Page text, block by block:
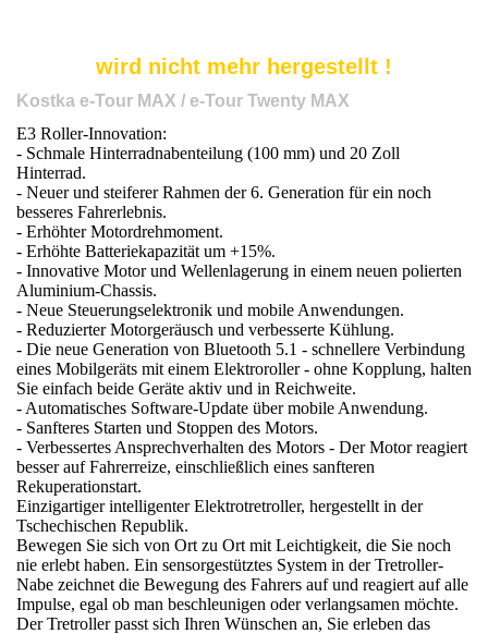
wird nicht mehr hergestellt !
Kostka e-Tour MAX / e-Tour Twenty MAX
E3 Roller-Innovation:
- Schmale Hinterradnabenteilung (100 mm) und 20 Zoll
Hinterrad.
- Neuer und steiferer Rahmen der 6. Generation für ein noch
besseres Fahrerlebnis.
- Erhöhter Motordrehmoment.
- Erhöhte Batteriekapazität um +15%.
- Innovative Motor und Wellenlagerung in einem neuen polierten
Aluminium-Chassis.
- Neue Steuerungselektronik und mobile Anwendungen.
- Reduzierter Motorgeräusch und verbesserte Kühlung.
- Die neue Generation von Bluetooth 5.1 - schnellere Verbindung
eines Mobilgeräts mit einem Elektroroller - ohne Kopplung, halten
Sie einfach beide Geräte aktiv und in Reichweite.
- Automatisches Software-Update über mobile Anwendung.
- Sanfteres Starten und Stoppen des Motors.
- Verbessertes Ansprechverhalten des Motors - Der Motor reagiert
besser auf Fahrerreize, einschließlich eines sanfteren
Rekuperationstart.
Einzigartiger intelligenter Elektrotretroller, hergestellt in der
Tschechischen Republik.
Bewegen Sie sich von Ort zu Ort mit Leichtigkeit, die Sie noch
nie erlebt haben. Ein sensorgestütztes System in der Tretroller-
Nabe zeichnet die Bewegung des Fahrers auf und reagiert auf alle
Impulse, egal ob man beschleunigen oder verlangsamen möchte.
Der Tretroller passt sich Ihren Wünschen an, Sie erleben das